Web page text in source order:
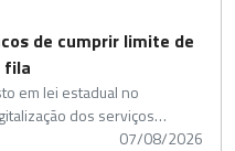
de cumprir limite de
fila
em lei estadual no
dos serviços…
07/08/2026